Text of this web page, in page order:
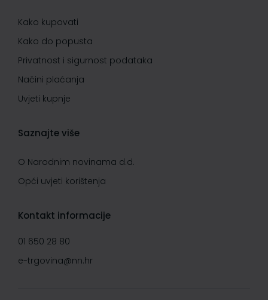
Kako kupovati
Kako do popusta
Privatnost i sigurnost podataka
Načini plaćanja
Uvjeti kupnje
Saznajte više
O Narodnim novinama d.d.
Opći uvjeti korištenja
Kontakt informacije
01 650 28 80
e-trgovina@nn.hr